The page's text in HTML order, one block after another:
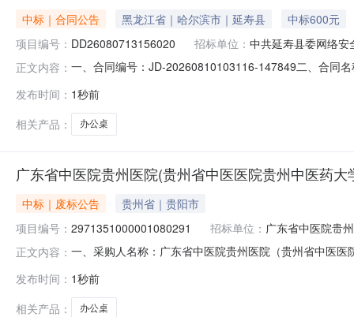
中标｜合同公告 黑龙江省｜哈尔滨市｜延寿县
中标600元
项目编号： DD26080713156020 招标单位： 中共延寿县委网络安
正文内容： 一、合同编号：JD-20260810103116-147849二、合同
方式：15843118533供应商(乙方)：延寿县志恒电子销
发布时间： 1秒前
相关产品：
办公桌
广东省中医院贵州医院(贵州省中医医院贵州中医药
中标｜废标公告
贵州省｜贵阳市
项目编号： 2971351000001080291 招标单位： 广东省中医院贵
正文内容： 一、采购人名称：广东省中医院贵州医院（贵州省中医
应商拒单补充说明:已和采购人联系八、其他事项：九、
联系人：联系电话：传真：
发布时间： 1秒前
相关产品：
办公桌